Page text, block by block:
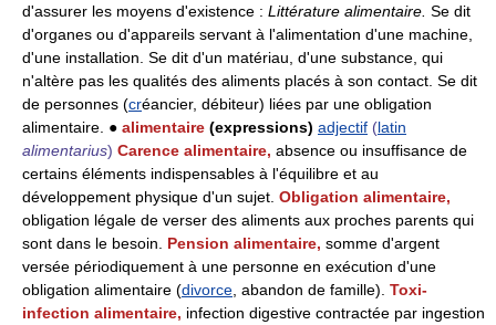
d'assurer les moyens d'existence : Littérature alimentaire. Se dit
d'organes ou d'appareils servant à l'alimentation d'une machine,
d'une installation. Se dit d'un matériau, d'une substance, qui
n'altère pas les qualités des aliments placés à son contact. Se dit
de personnes (créancier, débiteur) liées par une obligation
alimentaire. ● alimentaire (expressions) adjectif (latin
alimentarius) Carence alimentaire, absence ou insuffisance de
certains éléments indispensables à l'équilibre et au
développement physique d'un sujet. Obligation alimentaire,
obligation légale de verser des aliments aux proches parents qui
sont dans le besoin. Pension alimentaire, somme d'argent
versée périodiquement à une personne en exécution d'une
obligation alimentaire (divorce , abandon de famille). Toxi-
infection alimentaire, infection digestive contractée par ingestion